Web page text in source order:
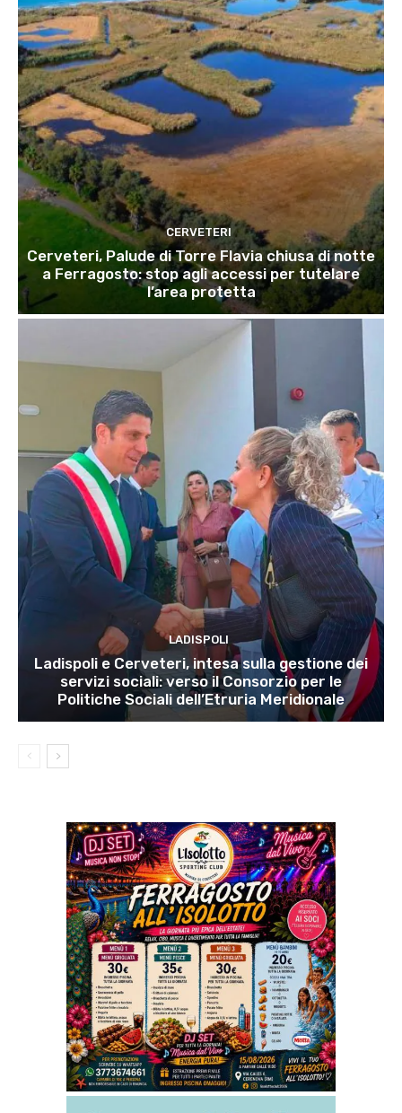
CERVETERI
Cerveteri, Palude di Torre Flavia chiusa di notte
a Ferragosto: stop agli accessi per tutelare
l’area protetta
LADISPOLI
Ladispoli e Cerveteri, intesa sulla gestione dei
servizi sociali: verso il Consorzio per le
Politiche Sociali dell’Etruria Meridionale